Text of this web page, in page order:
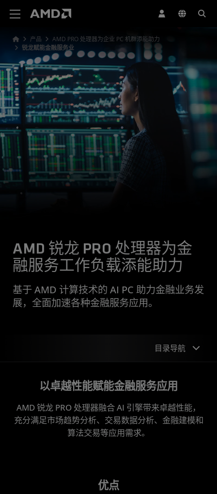
产品
AMD PRO 处理器为企业 PC 机群添能助力
锐龙赋能金融服务业
AMD 锐龙 PRO 处理器为金
融服务工作负载添能助力
基于 AMD 计算技术的 AI PC 助力金融业务发
展，全面加速各种金融服务应用。
目录导航
成功案例
以卓越性能赋能金融服务应用
AMD 锐龙 PRO 处理器融合 AI 引擎带来卓越性能，
充分满足市场趋势分析、交易数据分析、金融建模和
算法交易等应用需求。
优点